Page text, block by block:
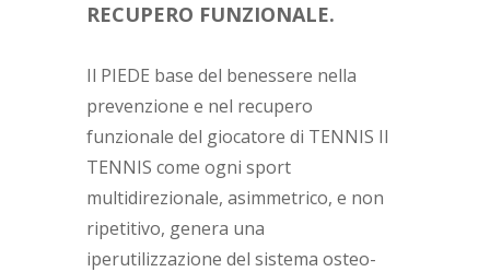
RECUPERO FUNZIONALE.
Il PIEDE base del benessere nella
prevenzione e nel recupero
funzionale del giocatore di TENNIS Il
TENNIS come ogni sport
multidirezionale, asimmetrico, e non
ripetitivo, genera una
iperutilizzazione del sistema osteo-